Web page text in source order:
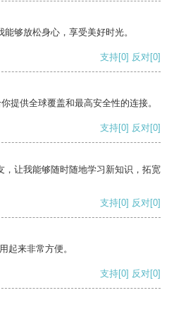
够放松身心，享受美好时光。
支持[0] 反对[0]
提供全球覆盖和最高安全性的连接。
支持[0] 反对[0]
，让我能够随时随地学习新知识，拓宽
支持[0] 反对[0]
起来非常方便。
支持[0] 反对[0]